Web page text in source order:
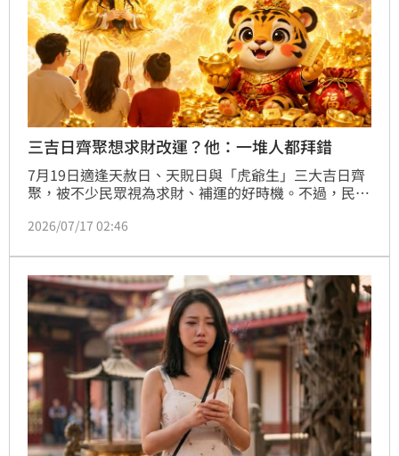
三吉日齊聚想求財改運？他：一堆人都拜錯
7月19日適逢天赦日、天貺日與「虎爺生」三大吉日齊
聚，被不少民眾視為求財、補運的好時機。不過，民俗
財，甚至花錢購買開運求財套組，其實都是拜錯方向。
午時曬運及祭拜虎爺，才能達到補運、招財、求貴人的
效果。
2026/07/17 02:46